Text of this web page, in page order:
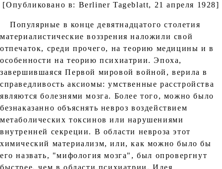
[Опубликовано в: Berliner Tageblatt, 21 апреля 1928]
Популярные в конце девятнадцатого столетия
материалистические воззрения наложили свой
отпечаток, среди прочего, на теорию медицины и в
особенности на теорию психиатрии. Эпоха,
завершившаяся Первой мировой войной, верила в
справедливость аксиомы: умственные расстройства
являются болезнями мозга. Более того, можно было
безнаказанно объяснять невроз воздействием
метаболических токсинов или нарушениями
внутренней секреции. В области невроза этот
химический материализм, или, как можно было бы
его назвать, "мифология мозга", был опровергнут